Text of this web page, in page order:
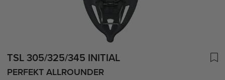
TSL 305/325/345 INITIAL
PERFEKT ALLROUNDER